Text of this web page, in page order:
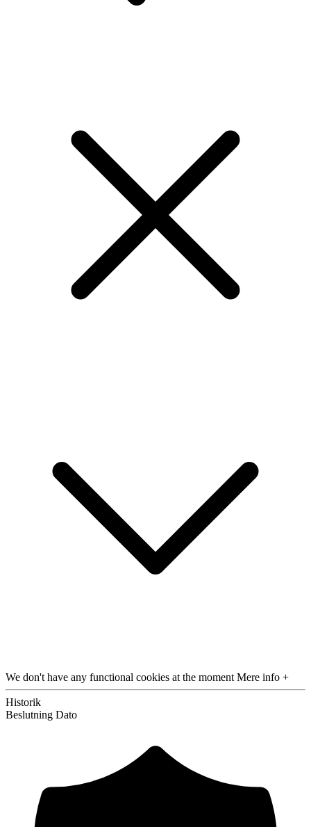
We don't have any functional cookies at the moment Mere info +
Historik
Beslutning Dato